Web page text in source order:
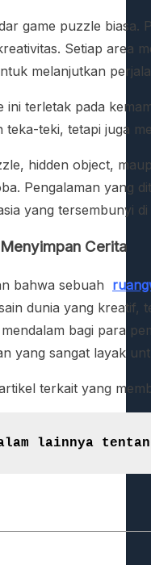
game puzzle biasa.
Setiap area
melanjutkan
ini terletak pada
teka-teki, tetapi juga
hidden object,
Pengalaman yang
yang tersembunyi
Cerita
bahwa sebuah
dunia yang
bagi para
yang sangat layak
terkait yang
lainnya